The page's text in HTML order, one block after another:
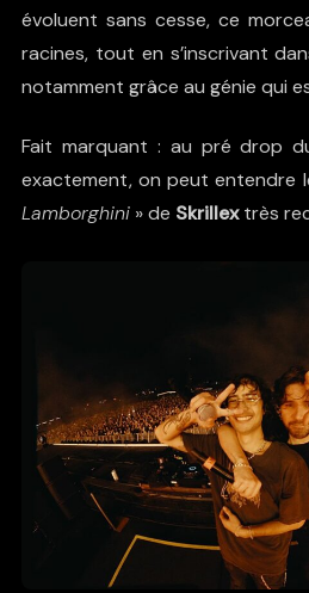
évoluent sans cesse, ce
racines, tout en s’inscrivant
notamment grâce au génie qui
Fait marquant : au pré drop
exactement, on peut entendre
Lamborghini» de Skrillextrès